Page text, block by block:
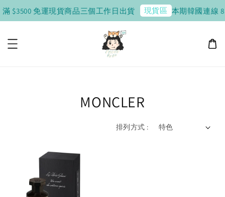
$3500 免運現貨商品三個工作日出貨 現貨區 本期韓國連線
MONCLER
排列方式 :